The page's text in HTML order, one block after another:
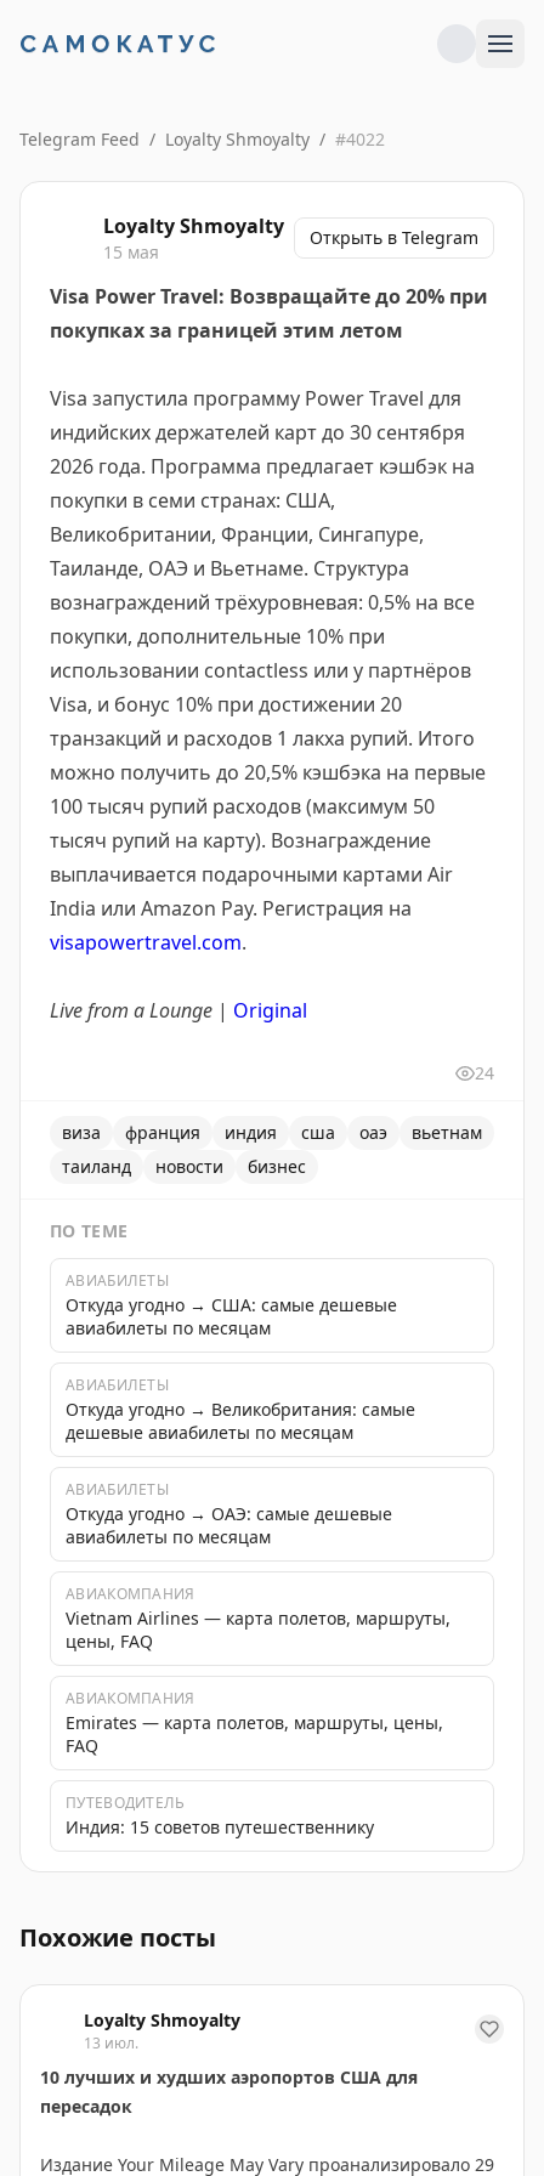
Telegram Feed / Loyalty Shmoyalty / #4022
Loyalty Shmoyalty
15 мая
Открыть в Telegram
Visa Power Travel: Возвращайте до 20% при
покупках за границей этим летом
Visa запустила программу Power Travel для
индийских держателей карт до 30 сентября
2026 года. Программа предлагает кэшбэк на
покупки в семи странах: США,
Великобритании, Франции, Сингапуре,
Таиланде, ОАЭ и Вьетнаме. Структура
вознаграждений трёхуровневая: 0,5% на все
покупки, дополнительные 10% при
использовании contactless или у партнёров
Visa, и бонус 10% при достижении 20
транзакций и расходов 1 лакха рупий. Итого
можно получить до 20,5% кэшбэка на первые
100 тысяч рупий расходов (максимум 50
тысяч рупий на карту). Вознаграждение
выплачивается подарочными картами Air
India или Amazon Pay. Регистрация на
visapowertravel.com.
Live from a Lounge | Original
24
виза франция индия сша оаэ
вьетнам
таиланд
новости бизнес
ПО ТЕМЕ
АВИАБИЛЕТЫ
Откуда угодно → США: самые дешевые
авиабилеты по месяцам
АВИАБИЛЕТЫ
Откуда угодно → Великобритания: самые
дешевые авиабилеты по месяцам
АВИАБИЛЕТЫ
Откуда угодно → ОАЭ: самые дешевые
авиабилеты по месяцам
АВИАКОМПАНИЯ
Vietnam Airlines — карта полетов, маршруты,
цены, FAQ
АВИАКОМПАНИЯ
Emirates — карта полетов, маршруты, цены,
FAQ
ПУТЕВОДИТЕЛЬ
Индия: 15 советов путешественнику
Похожие посты
Loyalty Shmoyalty
13 июл.
10 лучших и худших аэропортов США для
пересадок
Издание Your Mileage May Vary проанализировало 29